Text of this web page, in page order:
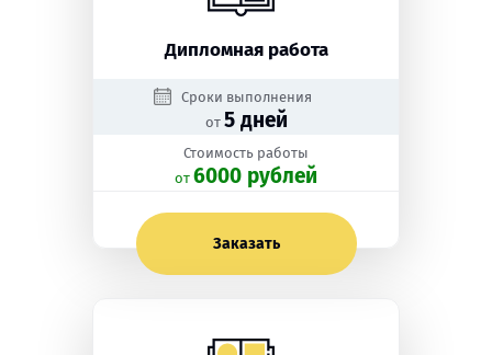
Дипломная работа
Сроки выполнения
от 5 дней
Стоимость работы
oт 6000 рублей
Заказать